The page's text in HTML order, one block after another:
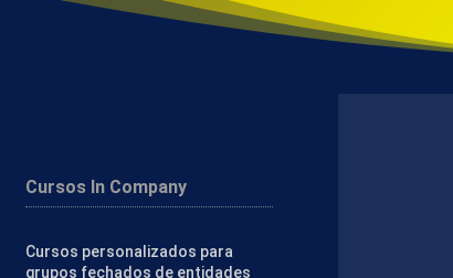
Cursos In Company
Cursos personalizados para
grupos fechados de entidades